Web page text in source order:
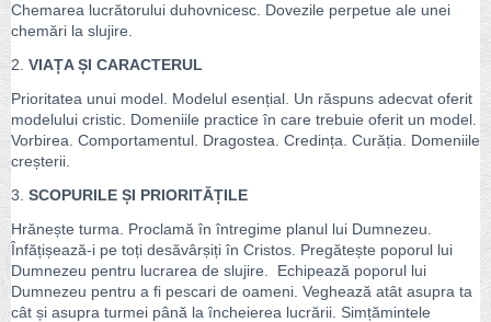
Chemarea lucrătorului duhovnicesc. Dovezile perpetue ale unei
chemări la slujire.
2. VIAȚA ȘI CARACTERUL
Prioritatea unui model. Modelul esențial. Un răspuns adecvat oferit
modelului cristic. Domeniile practice în care trebuie oferit un model.
Vorbirea. Comportamentul. Dragostea. Credința. Curăția. Domeniile
creșterii.
3. SCOPURILE ȘI PRIORITĂȚILE
Hrănește turma. Proclamă în întregime planul lui Dumnezeu.
Înfățișează-i pe toți desăvârșiți în Cristos. Pregătește poporul lui
Dumnezeu pentru lucrarea de slujire. Echipează poporul lui
Dumnezeu pentru a fi pescari de oameni. Veghează atât asupra ta
cât și asupra turmei până la încheierea lucrării. Simțămintele